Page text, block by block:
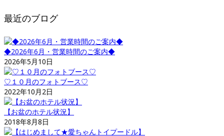
最近のブログ
◆2026年6月・営業時間のご案内◆
2026年5月10日
♡１０月のフォトブース♡
2022年10月2日
【お盆のホテル状況】
2018年8月8日